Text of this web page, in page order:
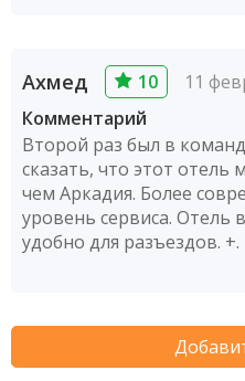
Ахмед 10
11
Комментарий
Второй раз был в
сказать, что этот
чем Аркадия. Более
уровень сервиса. Отель
удобно для разъездов. +.